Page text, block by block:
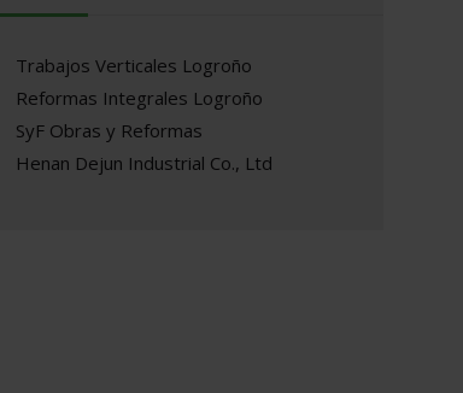
Trabajos Verticales Logroño
Reformas Integrales Logroño
SyF Obras y Reformas
Henan Dejun Industrial Co., Ltd